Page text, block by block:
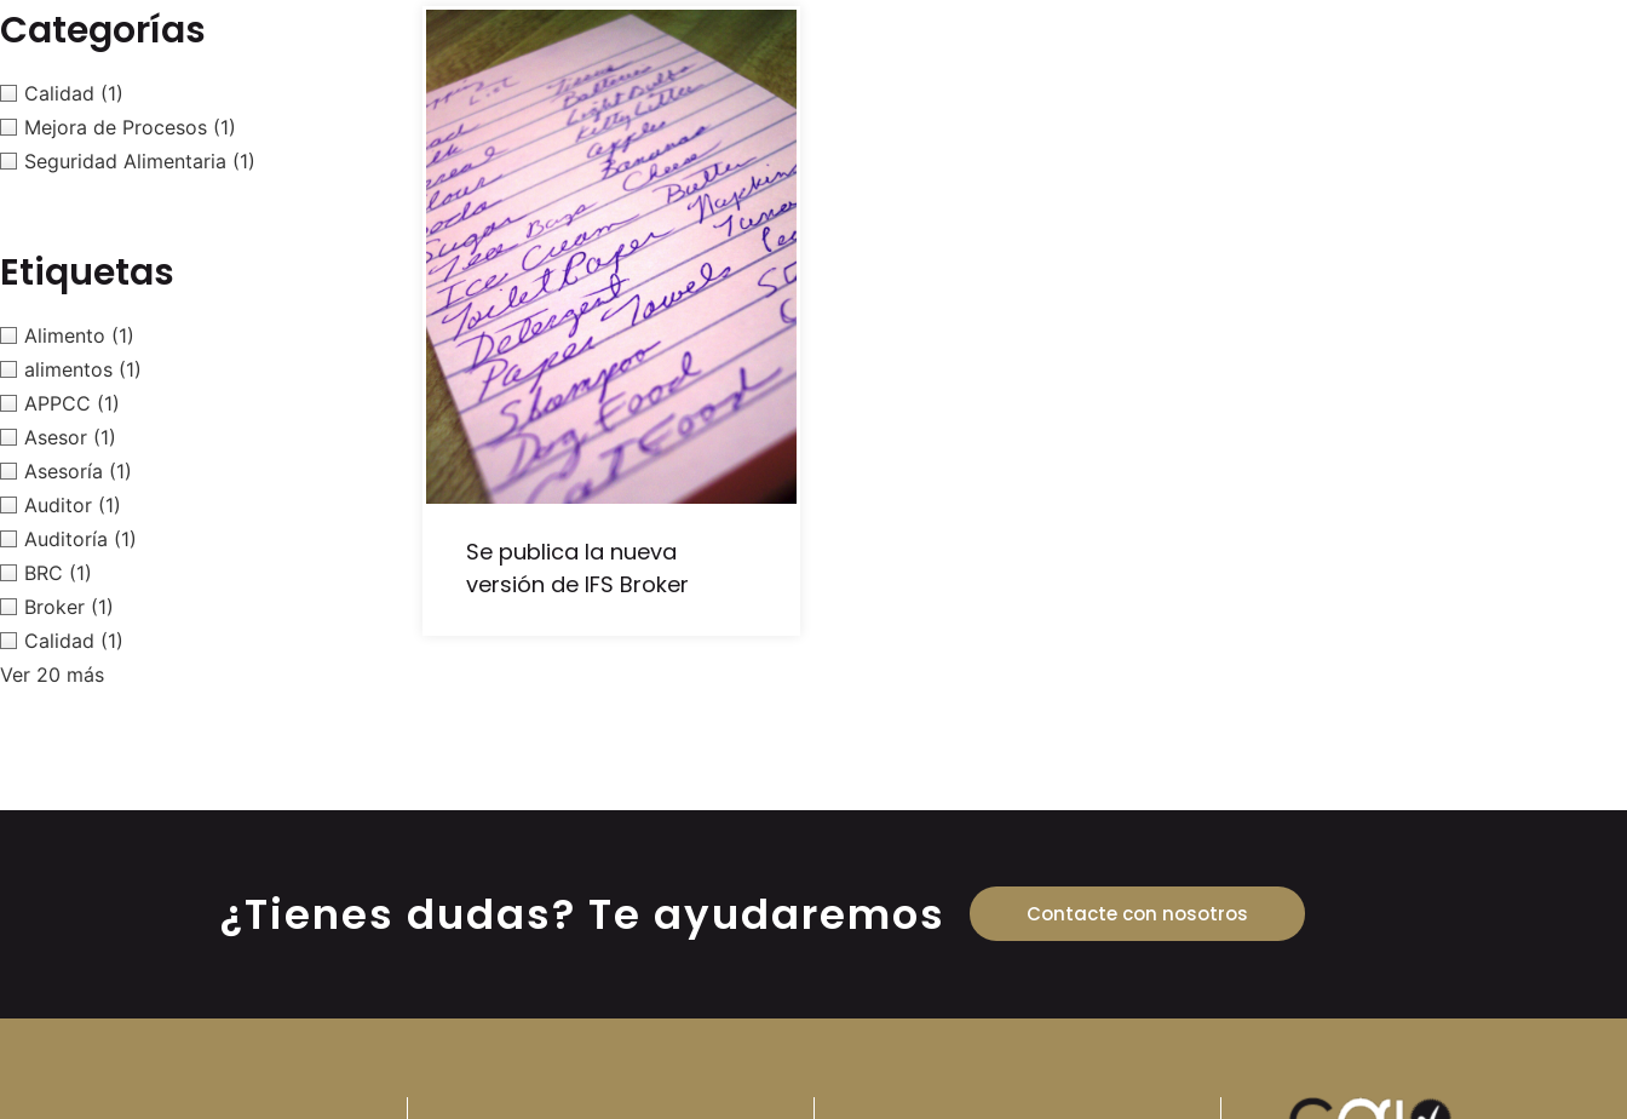
Categorías
Calidad (1)
Mejora de Procesos (1)
Seguridad Alimentaria (1)
Etiquetas
Alimento (1)
alimentos (1)
APPCC (1)
Asesor (1)
Asesoría (1)
Auditor (1)
Auditoría (1)
BRC (1)
Broker (1)
Calidad (1)
Ver 20 más
Se publica la nueva
versión de IFS Broker
¿Tienes dudas? Te ayudaremos Contacte con nosotros